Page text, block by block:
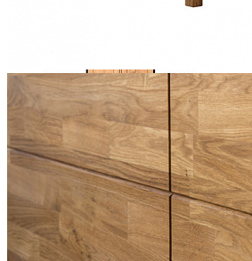
Шкаф 2-х дверный с ящиком
81 648 ₽
В корзину
Столовая
Буфеты и бары